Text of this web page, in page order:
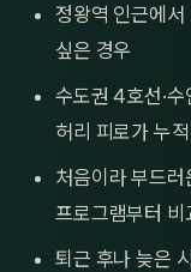
정왕역 인근에서
싶은 경우
수도권 4호선·수
허리 피로가 누
처음이라 부드
프로그램부터
퇴근 후나 늦은